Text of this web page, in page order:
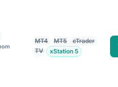
MT4 MT5
cTrader
TV
xStation 5